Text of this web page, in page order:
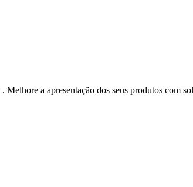
. Melhore a apresentação dos seus produtos com